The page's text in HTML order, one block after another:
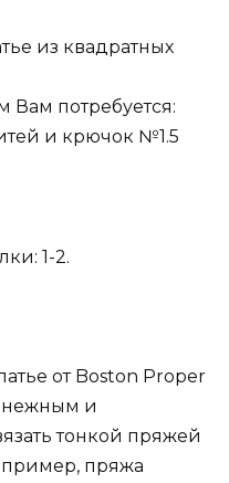
из квадратных
Вам потребуется:
и крючок №1.5
1-2.
от Boston Proper
нежным и
тонкой пряжей
пряжа